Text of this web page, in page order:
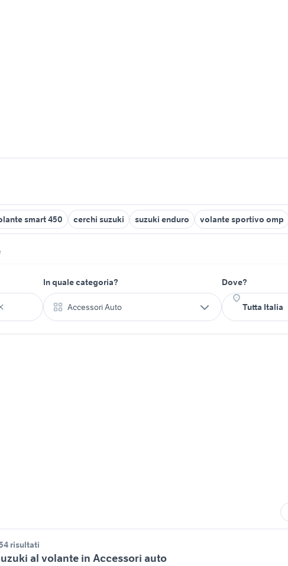
smart 450 cerchi suzuki suzuki enduro volante sportivo omp
In quale categoria?
Accessori Auto
Dove?
risultati
al volante in Accessori auto